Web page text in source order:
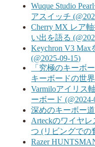
Wuque Studio
アスイッチ
Cherry MX レア
い出を語る
Keychron V3
(@2025-09-15)
「究極のキーボ
キーボードの世
Varmiloアイリス
ーボード (@2024-
深めのキーボー
Arteckのワイヤ
つ (リビングでの
Razer